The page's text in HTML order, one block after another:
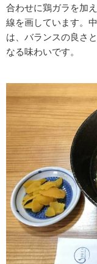
合わせに鶏ガラを加
線を画しています。
は、バランスの良さ
なる味わいです。